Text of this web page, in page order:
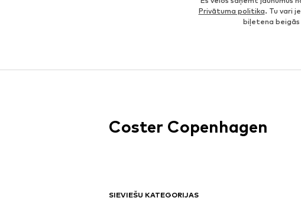
Privātuma politika. Tu vari
biļetena
SIEVIEŠU KATEGORIJAS
Coster Copenhagen